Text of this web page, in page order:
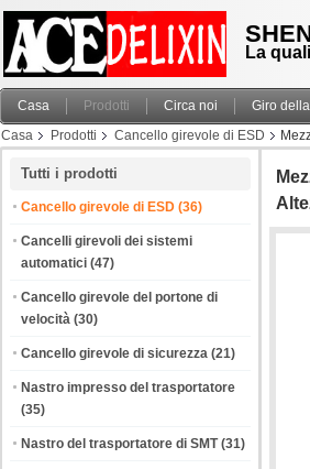
La
Casa Prodotti Circa noi Giro
Casa
Prodotti Cancello girevole di ESD
Tutti i prodotti
Cancello girevole di ESD (36)
Cancelli girevoli dei sistemi
automatici (47)
Cancello girevole del portone di
velocità (30)
Cancello girevole di sicurezza (21)
Nastro impresso del trasportatore
(35)
Nastro del trasportatore di SMT (31)